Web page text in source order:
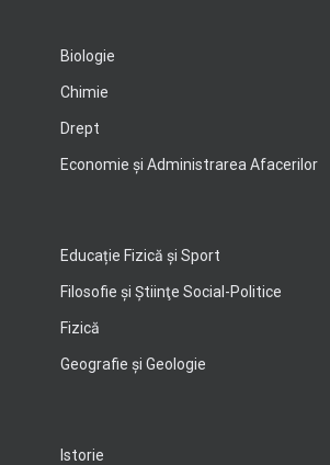
Biologie
Chimie
Drept
Economie şi Administrarea Afacerilor
Educație Fizică și Sport
Filosofie şi Ştiinţe Social-Politice
Fizică
Geografie şi Geologie
Istorie